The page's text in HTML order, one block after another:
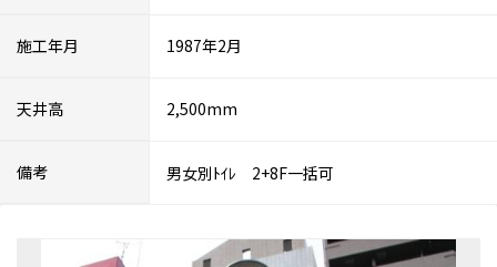
施工年月 1987年2月
天井高 2,500mm
備考 男女別ﾄｲﾚ 2+8F一括可